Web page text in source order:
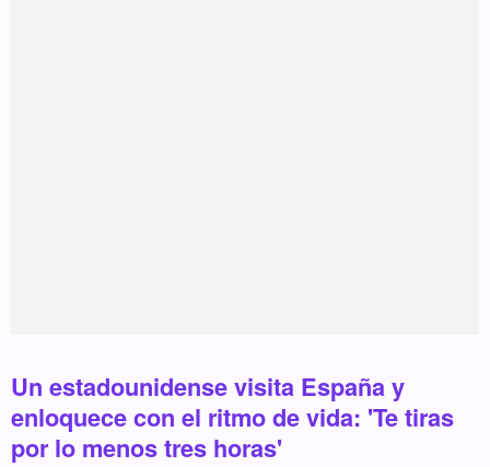
Un estadounidense visita España y
enloquece con el ritmo de vida: 'Te tiras
por lo menos tres horas'